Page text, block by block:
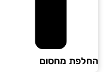
מחסום